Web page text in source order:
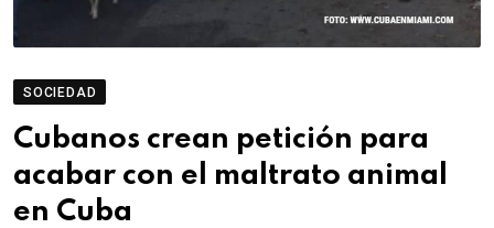
SOCIEDAD
Cubanos crean petición para
acabar con el maltrato animal
en Cuba